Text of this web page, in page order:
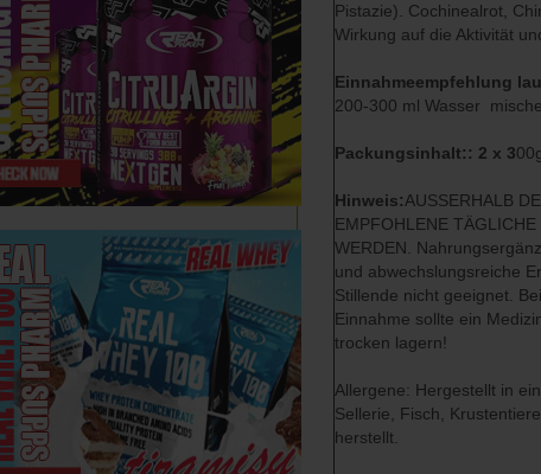
Pistazie). Cochinealrot,
Wirkung auf die Aktivität
Einnahmeempfehlung
200-300 ml Wasser
Packungsinhalt:: 2 x 3
Hinweis:AUSSERHALB
EMPFOHLENE
WERDEN.
und abwechslungsreiche
Stillende nicht geeignet.
Einnahme sollte ein
trocken lagern!
Allergene: Hergestellt in
Sellerie, Fisch,
herstellt.